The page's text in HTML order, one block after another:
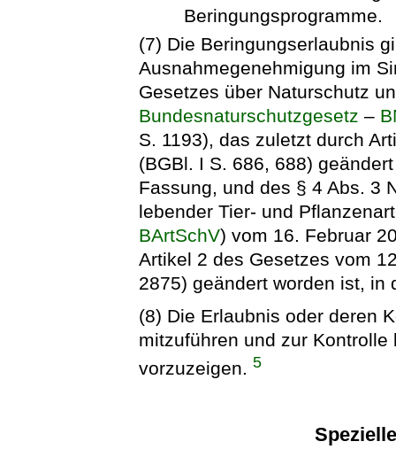
Beringungsprogramme.
(7) Die Beringungserlaubnis
Ausnahmegenehmigung im
Gesetzes über Naturschutz
Bundesnaturschutzgesetz –
S. 1193), das zuletzt durch
(BGBl. I S. 686, 688)
Fassung, und des § 4 Abs. 3
lebender Tier- und
BArtSchV) vom 16. Februar
Artikel 2 des Gesetzes vom
2875) geändert worden ist, in
(8) Die Erlaubnis oder deren
mitzuführen und zur
vorzuzeigen.5